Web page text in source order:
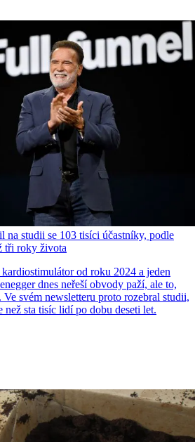
na studii se 103 tisíci účastníky, podle
tři roky života
od roku 2024 a jeden
dnes neřeší obvody paží, ale to,
svém newsletteru proto rozebral studii,
než sta tisíc lidí po dobu deseti let.